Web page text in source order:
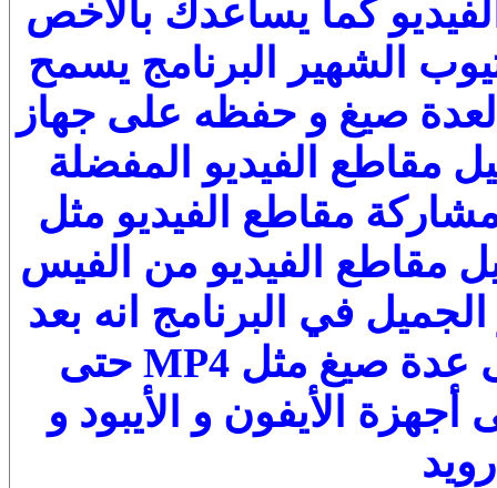
كما يساعدك بالأخص
الشهير البرنامج يسمح
لعدة صيغ و حفظه على جهاز
مقاطع الفيديو المفضلة
مقاطع الفيديو مثل
مقاطع الفيديو من الفيس
في البرنامج انه بعد
تحميل الفيديو يمكنك تحويله إلى عدة صيغ مثل MP4 حتى
الأيفون و الأيبود و